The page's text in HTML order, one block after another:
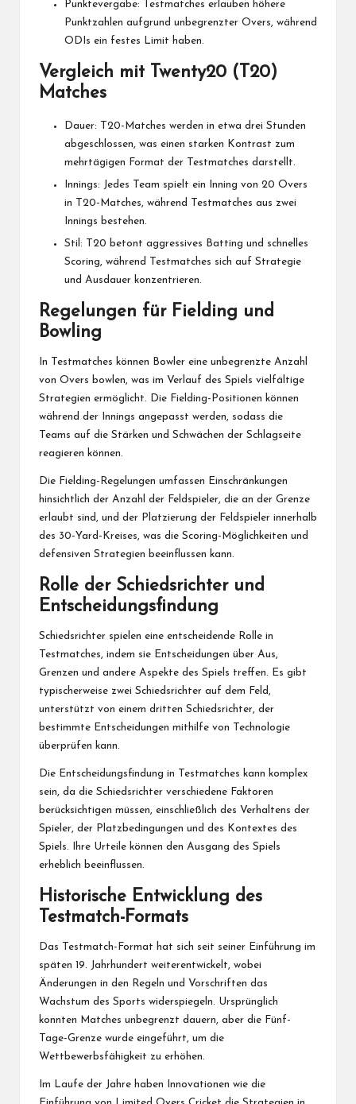
Punktevergabe: Testmatches erlauben höhere
Punktzahlen aufgrund unbegrenzter Overs, während
ODIs ein festes Limit haben.
Vergleich mit Twenty20 (T20)
Matches
Dauer: T20-Matches werden in etwa drei Stunden
abgeschlossen, was einen starken Kontrast zum
mehrtägigen Format der Testmatches darstellt.
Innings: Jedes Team spielt ein Inning von 20 Overs
in T20-Matches, während Testmatches aus zwei
Innings bestehen.
Stil: T20 betont aggressives Batting und schnelles
Scoring, während Testmatches sich auf Strategie
und Ausdauer konzentrieren.
Regelungen für Fielding und
Bowling
In Testmatches können Bowler eine unbegrenzte Anzahl
von Overs bowlen, was im Verlauf des Spiels vielfältige
Strategien ermöglicht. Die Fielding-Positionen können
während der Innings angepasst werden, sodass die
Teams auf die Stärken und Schwächen der Schlagseite
reagieren können.
Die Fielding-Regelungen umfassen Einschränkungen
hinsichtlich der Anzahl der Feldspieler, die an der Grenze
erlaubt sind, und der Platzierung der Feldspieler innerhalb
des 30-Yard-Kreises, was die Scoring-Möglichkeiten und
defensiven Strategien beeinflussen kann.
Rolle der Schiedsrichter und
Entscheidungsfindung
Schiedsrichter spielen eine entscheidende Rolle in
Testmatches, indem sie Entscheidungen über Aus,
Grenzen und andere Aspekte des Spiels treffen. Es gibt
typischerweise zwei Schiedsrichter auf dem Feld,
unterstützt von einem dritten Schiedsrichter, der
bestimmte Entscheidungen mithilfe von Technologie
überprüfen kann.
Die Entscheidungsfindung in Testmatches kann komplex
sein, da die Schiedsrichter verschiedene Faktoren
berücksichtigen müssen, einschließlich des Verhaltens der
Spieler, der Platzbedingungen und des Kontextes des
Spiels. Ihre Urteile können den Ausgang des Spiels
erheblich beeinflussen.
Historische Entwicklung des
Testmatch-Formats
Das Testmatch-Format hat sich seit seiner Einführung im
späten 19. Jahrhundert weiterentwickelt, wobei
Änderungen in den Regeln und Vorschriften das
Wachstum des Sports widerspiegeln. Ursprünglich
konnten Matches unbegrenzt dauern, aber die Fünf-
Tage-Grenze wurde eingeführt, um die
Wettbewerbsfähigkeit zu erhöhen.
Im Laufe der Jahre haben Innovationen wie die